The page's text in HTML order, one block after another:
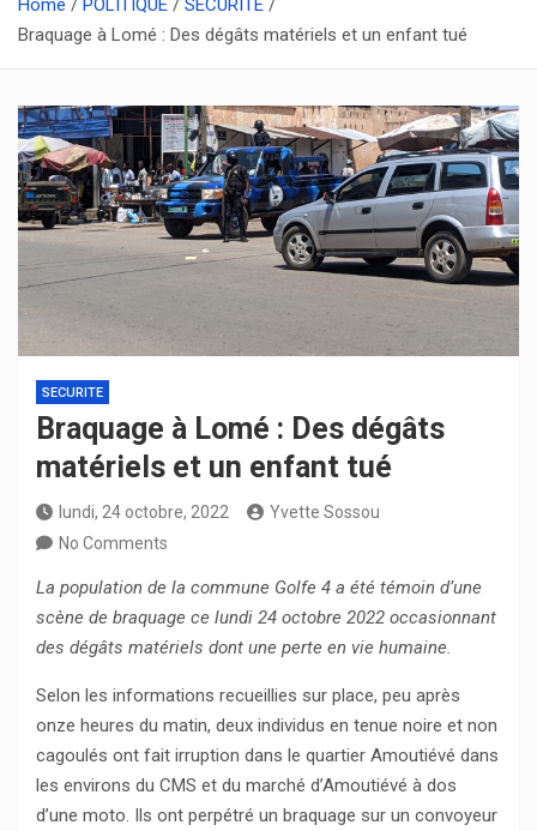
Home POLITIQUE
SECURITE
Braquage à Lomé : Des dégâts matériels et un enfant tué
SECURITE
Braquage à Lomé : Des dégâts
matériels et un enfant tué
lundi, 24 octobre, 2022
Yvette Sossou
No Comments
La population de la commune Golfe 4 a été témoin d’une
scène de braquage ce lundi 24 octobre 2022 occasionnant
des dégâts matériels dont une perte en vie humaine.
Selon les informations recueillies sur place, peu après
onze heures du matin, deux individus en tenue noire et non
cagoulés ont fait irruption dans le quartier Amoutiévé dans
les environs du CMS et du marché d’Amoutiévé à dos
d’une moto. Ils ont perpétré un braquage sur un convoyeur